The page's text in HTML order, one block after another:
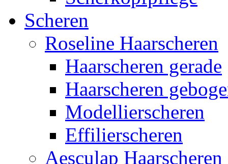
Scheren
Roseline Haarscheren
Haarscheren gerade
Haarscheren
Modellierscheren
Effilierscheren
Aesculap Haarscheren